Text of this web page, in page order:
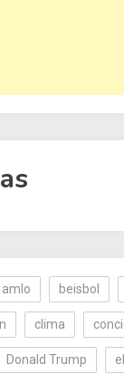
amlo beisbol
clima
Donald Trump